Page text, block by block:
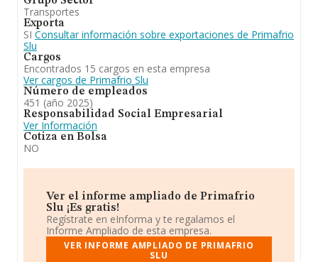
Transportes
Exporta
SI Consultar información sobre exportaciones de Primafrio
Slu
Cargos
Encontrados 15 cargos en esta empresa
Ver cargos de Primafrio Slu
Número de empleados
451 (año 2025)
Responsabilidad Social Empresarial
Ver Información
Cotiza en Bolsa
NO
Ver el informe ampliado de Primafrio
Slu ¡Es gratis!
Regístrate en eInforma y te regalamos el
Informe Ampliado de esta empresa.
VER INFORME AMPLIADO DE PRIMAFRIO
SLU